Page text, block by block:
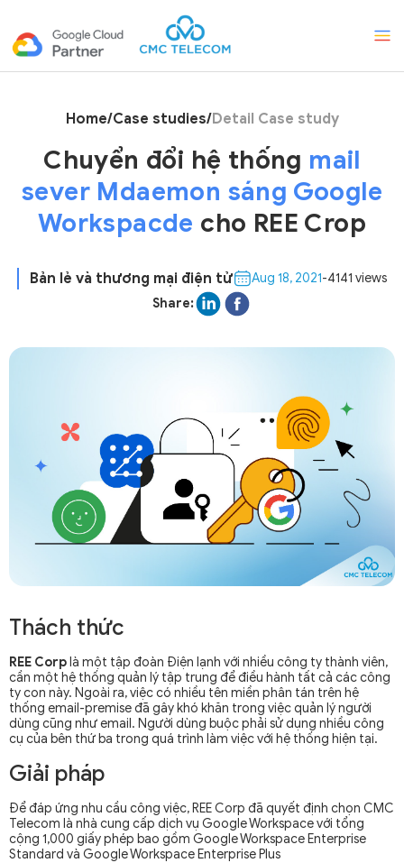
Home/Case studies/Detail Case study
Chuyển đổi hệ thống mail
sever Mdaemon sáng Google
Workspacde cho REE Crop
Bản lẻ và thương mại điện tử Aug 18, 2021-4141 views
Share:
Thách thức
REE Corp là một tập đoàn Điện lạnh với nhiều công ty thành viên,
cần một hệ thống quản lý tập trung để điều hành tất cả các công
ty con này. Ngoài ra, việc có nhiều tên miền phân tán trên hệ
thống email-premise đã gây khó khăn trong việc quản lý người
dùng cũng như email. Người dùng buộc phải sử dụng nhiều công
cụ của bên thứ ba trong quá trình làm việc với hệ thống hiện tại.
Giải pháp
Để đáp ứng nhu cầu công việc, REE Corp đã quyết định chọn CMC
Telecom là nhà cung cấp dịch vụ Google Workspace với tổng
cộng 1,000 giấy phép bao gồm Google Workspace Enterprise
Standard và Google Workspace Enterprise Plus